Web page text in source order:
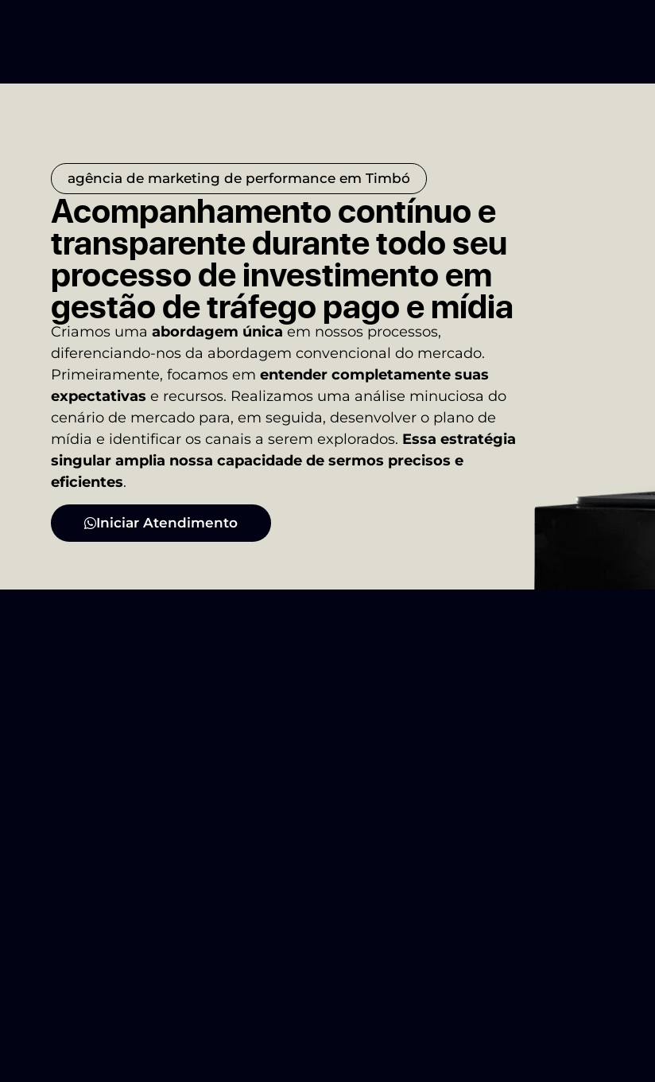
agência de marketing de performance em Timbó
Acompanhamento contínuo e
transparente durante todo seu
processo de investimento em
gestão de tráfego pago e mídia
Criamos uma abordagem única em nossos processos,
diferenciando-nos da abordagem convencional do mercado.
Primeiramente, focamos em entender completamente suas
expectativas e recursos. Realizamos uma análise minuciosa do
cenário de mercado para, em seguida, desenvolver o plano de
mídia e identificar os canais a serem explorados. Essa estratégia
singular amplia nossa capacidade de sermos precisos e
eficientes.
Iniciar Atendimento